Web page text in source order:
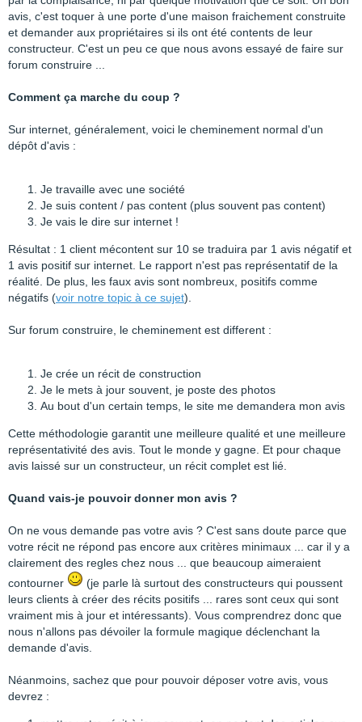
avis, c'est toquer à une porte d'une maison fraichement construite
et demander aux propriétaires si ils ont été contents de leur
constructeur. C'est un peu ce que nous avons essayé de faire sur
forum construire ...
Comment ça marche du coup ?
Sur internet, généralement, voici le cheminement normal d'un
dépôt d'avis :
Je travaille avec une société
Je suis content / pas content (plus souvent pas content)
Je vais le dire sur internet !
Résultat : 1 client mécontent sur 10 se traduira par 1 avis négatif et
1 avis positif sur internet. Le rapport n'est pas représentatif de la
réalité. De plus, les faux avis sont nombreux, positifs comme
négatifs (voir notre topic à ce sujet).
Sur forum construire, le cheminement est different :
Je crée un récit de construction
Je le mets à jour souvent, je poste des photos
Au bout d'un certain temps, le site me demandera mon avis
Cette méthodologie garantit une meilleure qualité et une meilleure
représentativité des avis. Tout le monde y gagne. Et pour chaque
avis laissé sur un constructeur, un récit complet est lié.
Quand vais-je pouvoir donner mon avis ?
On ne vous demande pas votre avis ? C'est sans doute parce que
votre récit ne répond pas encore aux critères minimaux ... car il y a
clairement des regles chez nous ... que beaucoup aimeraient
contourner
(je parle là surtout des constructeurs qui poussent
leurs clients à créer des récits positifs ... rares sont ceux qui sont
vraiment mis à jour et intéressants). Vous comprendrez donc que
nous n'allons pas dévoiler la formule magique déclenchant la
demande d'avis.
Néanmoins, sachez que pour pouvoir déposer votre avis, vous
devrez :